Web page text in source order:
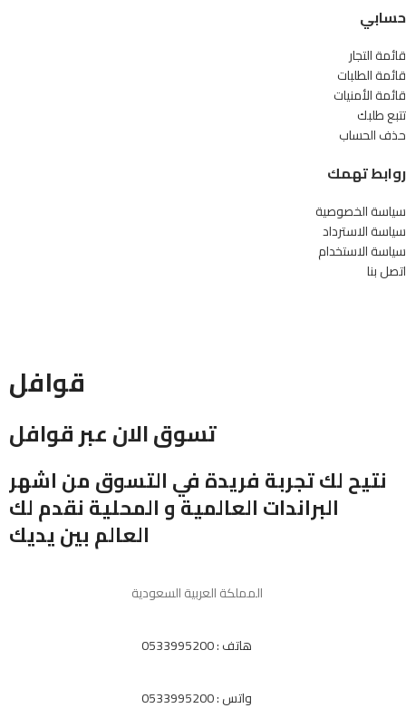
حسابي
قائمة التجار
قائمة الطلبات
قائمة الأمنيات
تتبع طلبك
حذف الحساب
روابط تهمك
سياسة الخصوصية
سياسة الاسترداد
سياسة الاستخدام
اتصل بنا
قوافل
تسوق الان عبر قوافل
نتيح لك تجربة فريدة في التسوق من اشهر
البراندات العالمية و المحلية نقدم لك
العالم بين يديك
المملكة العربية السعودية
هاتف : 0533995200
واتس : 0533995200